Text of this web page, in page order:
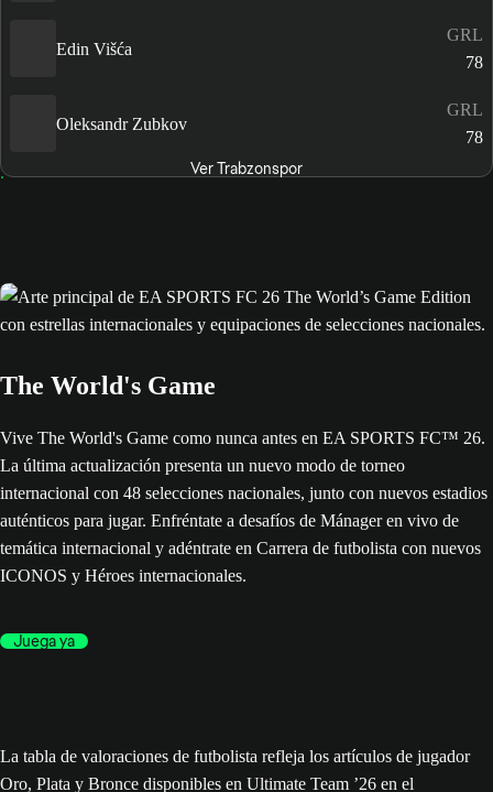
Edin Višća
GRL
78
Oleksandr Zubkov
GRL
78
Ver Trabzonspor
The World's Game
Vive The World's Game como nunca antes en EA SPORTS FC™ 26.
La última actualización presenta un nuevo modo de torneo
internacional con 48 selecciones nacionales, junto con nuevos estadios
auténticos para jugar. Enfréntate a desafíos de Mánager en vivo de
temática internacional y adéntrate en Carrera de futbolista con nuevos
ICONOS y Héroes internacionales.
Juega ya
La tabla de valoraciones de futbolista refleja los artículos de jugador
Oro, Plata y Bronce disponibles en Ultimate Team ’26 en el